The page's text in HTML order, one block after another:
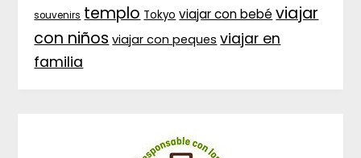
souvenirs templo Tokyo viajar con bebé viajar
con niños viajar con peques viajar en
familia